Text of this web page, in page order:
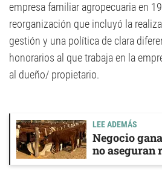
empresa familiar agropecuaria en
reorganización que incluyó la
gestión y una política de clara
honorarios al que trabaja en la
al dueño/ propietario.
LEE ADEMÁS
Negocio
no aseguran